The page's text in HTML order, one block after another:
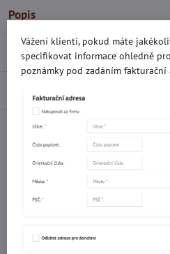
Popis
Recenze 0
Facebook Twitter Bluesky
Potřebujete poradit
Kontaktujte nás:
+420 577 523 563
Vážení klienti, pokud máte
specifikovat informace ohledně
poznámky pod zadáním fakturační